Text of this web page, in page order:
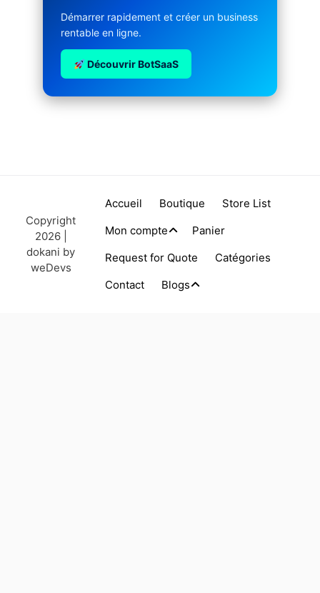
Démarrer rapidement et créer un business
rentable en ligne.
Découvrir BotSaaS
Copyright
2026 |
dokani by
weDevs
Accueil Boutique
Store List
Mon compte
Panier
Request for Quote
Catégories
Contact
Blogs